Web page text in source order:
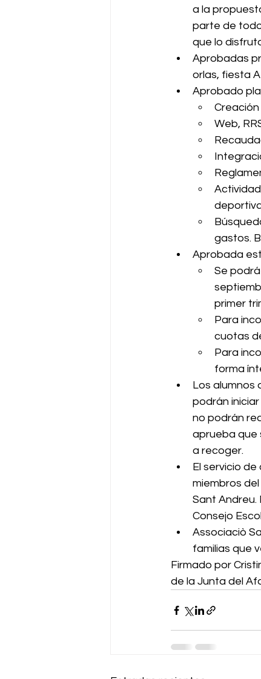
a la
parte de
que lo
Aprobadas
orlas, fiesta
Aprobado
Web,
gastos.
Aprobada
Se
primer
Para
cuotas
Para
forma
Los alumnos
podrán
no podrán
aprueba que
a recoger.
El servicio
miembros
Sant Andreu.
Consejo
Associaciò
familias que
Firmado por
de la Junta del